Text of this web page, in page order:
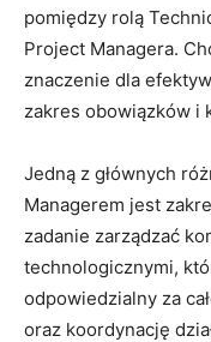
pomiędzy‌ rolą
Project Managera.
znaczenie dla
zakres obowiązków i
Jedną ‍z głównych
Managerem jest⁢
⁤zadanie zarządzać
⁤technologicznymi,
odpowiedzialny za
oraz koordynację